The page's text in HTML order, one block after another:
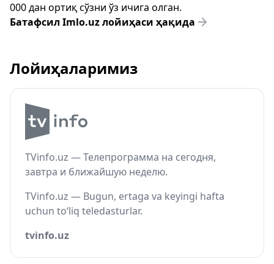
000 дан ортиқ сўзни ўз ичига олган.
Батафсил Imlo.uz лойиҳаси ҳақида
Лойиҳаларимиз
TVinfo.uz — Телепрограмма на сегодня,
завтра и ближайшую неделю.
TVinfo.uz — Bugun, ertaga va keyingi hafta
uchun to‘liq teledasturlar.
tvinfo.uz